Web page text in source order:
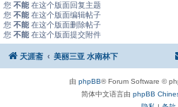
您 不能 在这个版面回复主题
您 不能 在这个版面编辑帖子
您 不能 在这个版面删除帖子
您 不能 在这个版面提交附件
天涯斋 美丽三亚 水南林下
由 phpBB® Forum Software ©
简体中文语言由 phpBB